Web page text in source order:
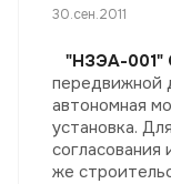
30.сен.2011
"НЗЭА-001"
передвижной
автономная
установка.
же